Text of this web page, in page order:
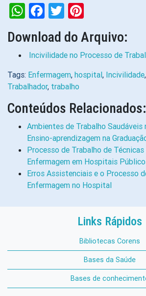
WhatsApp
Facebook
Twitter
Download do Arquivo:
Incivilidade no Processo de
Tags: Enfermagem, hospital, Incivilidade,
Trabalhador, trabalho
Conteúdos Relacionados:
Ambientes de Trabalho Saudáveis
Ensino-aprendizagem na
Processo de Trabalho de
Enfermagem em Hospitais
Erros Assistenciais e o Processo
Enfermagem no Hospital
Links Rápidos
Bibliotecas Corens
Bases da Saúde
Bases de